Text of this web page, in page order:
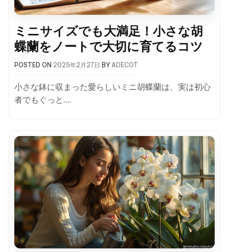
ミニサイズでも大満足！小さな胡
蝶蘭をノートで大切に育てるコツ
POSTED ON 2025年2月27日 BY ADECOT
小さな鉢に収まった愛らしいミニ胡蝶蘭は、実は初心
者でもぐっと….